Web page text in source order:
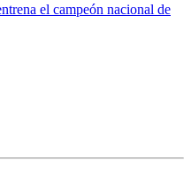
el campeón nacional de